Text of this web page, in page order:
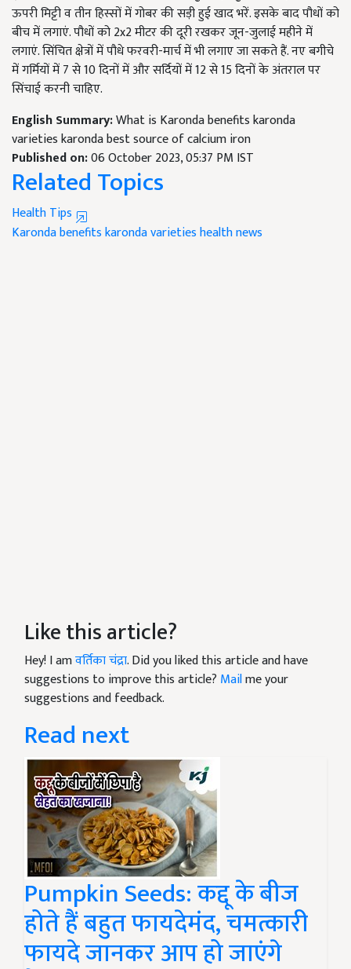
ऊपरी मिट्टी व तीन हिस्सों में गोबर की सड़ी हुई खाद भरें. इसके बाद पौधों को
बीच में लगाएं. पौधों को 2x2 मीटर की दूरी रखकर जून-जुलाई महीने में
लगाएं. सिंचित क्षेत्रों में पौधे फरवरी-मार्च में भी लगाए जा सकते हैं. नए बगीचे
में गर्मियों में 7 से 10 दिनों में और सर्दियों में 12 से 15 दिनों के अंतराल पर
सिंचाई करनी चाहिए.
English Summary:What is Karonda benefits karonda
varieties karonda best source of calcium iron
Published on:06 October 2023, 05:37 PM IST
Related Topics
Health Tips
Karonda benefitskaronda varietieshealth news
Like this article?
Hey! I amवर्तिका चंद्रा. Did you liked this article and have
suggestions to improve this article? Mailme your
suggestions and feedback.
Read next
Pumpkin Seeds: कद्दू के बीज
होते हैं बहुत फायदेमंद, चमत्कारी
फायदे जानकर आप हो जाएंगे